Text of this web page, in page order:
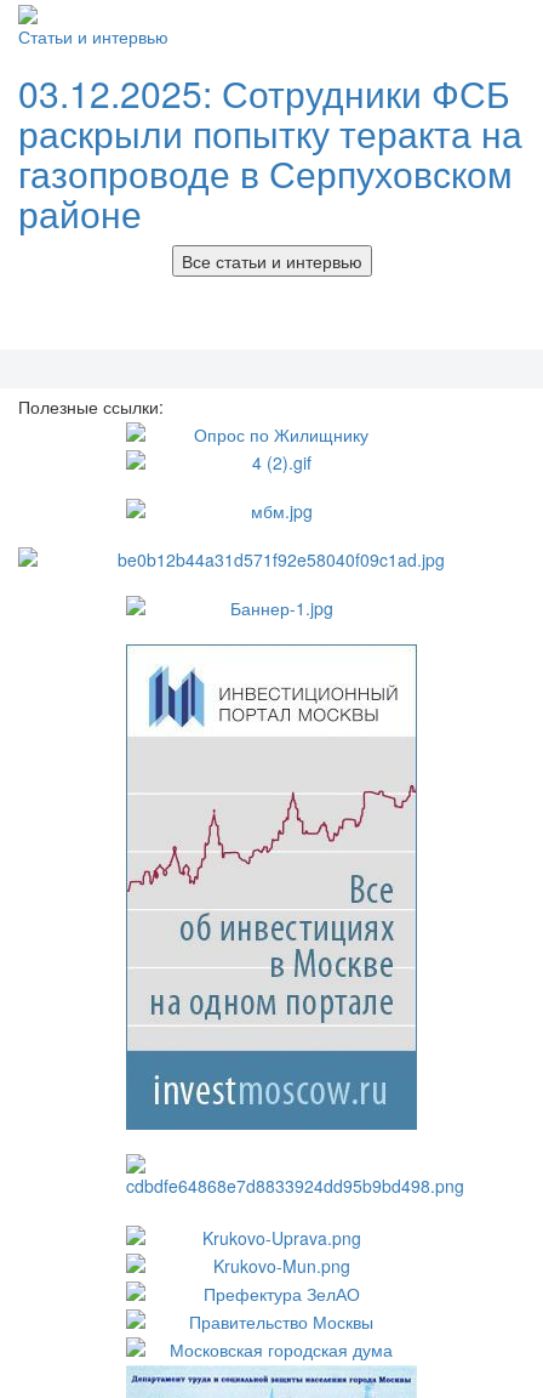
Статьи и интервью
03.12.2025: Сотрудники ФСБ
раскрыли попытку теракта на
газопроводе в Серпуховском
районе
Все статьи и интервью
Полезные ссылки: